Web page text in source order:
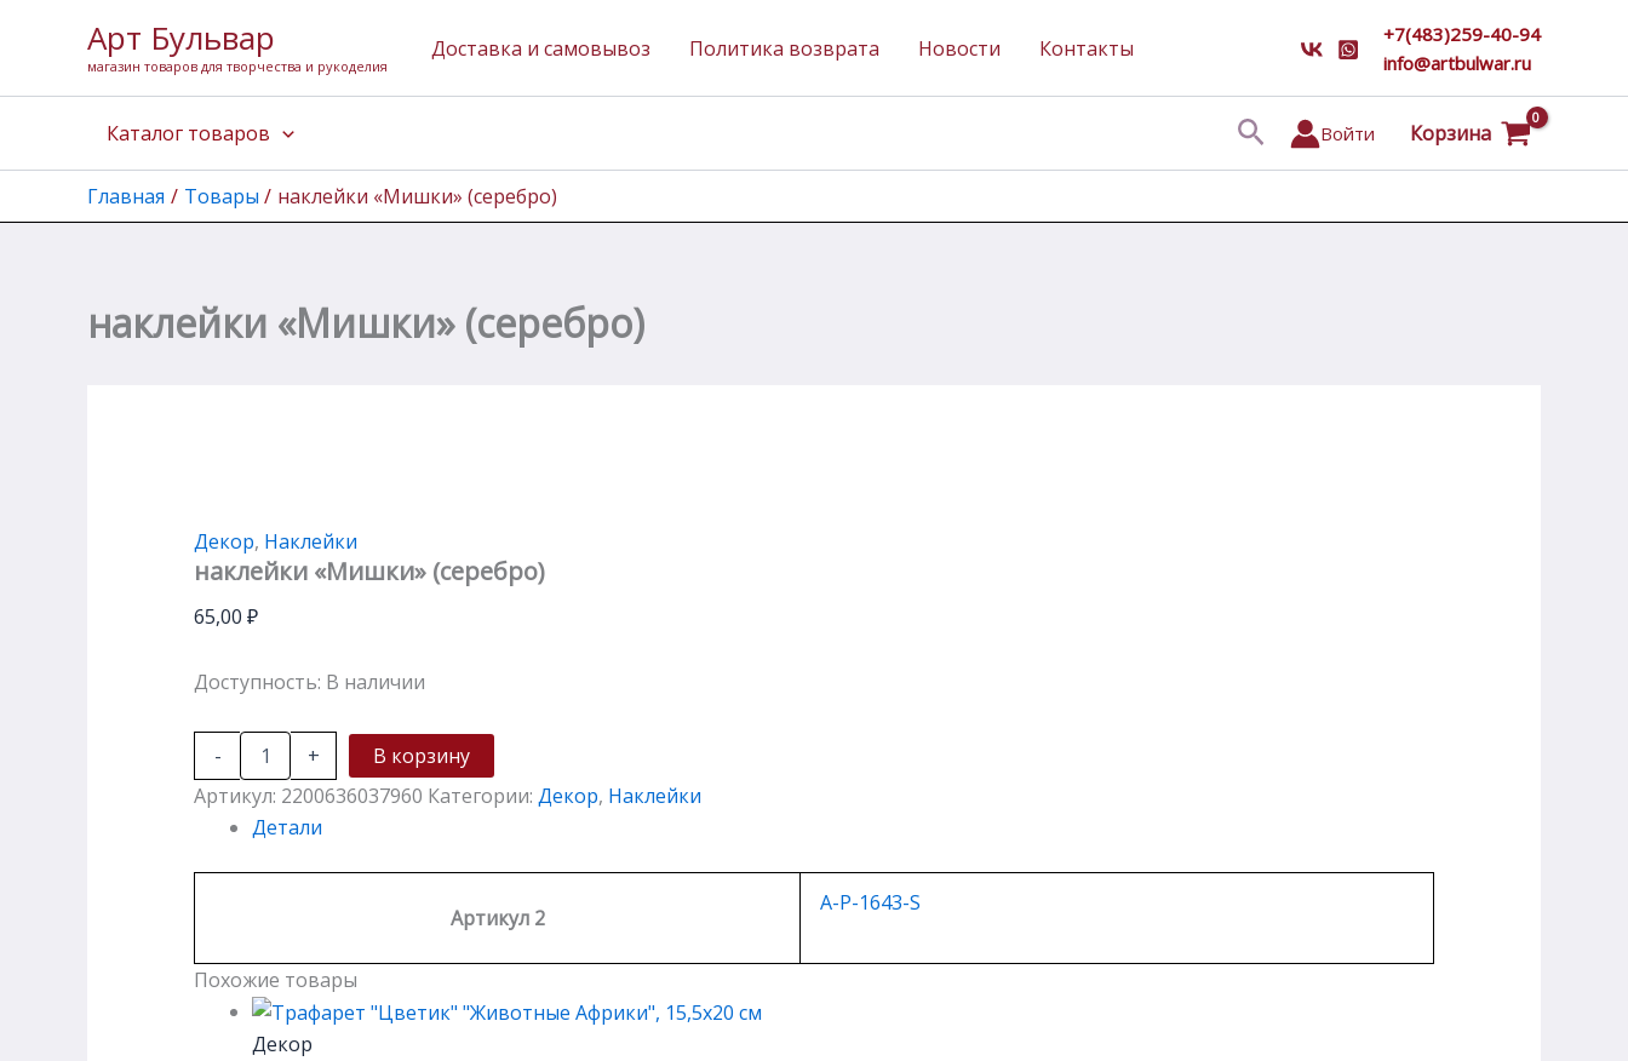
содержимому
Арт Бульвар
магазин товаров для творчества и рукоделия
Доставка и самовывоз Политика возврата Новости Контакты
+7(483)259-40-94
info@artbulwar.ru
Каталог товаров ПоискВойти Корзина
Главная Товары наклейки «Мишки» (серебро)
наклейки «Мишки» (серебро)
Декор, Наклейки
наклейки «Мишки» (серебро)
65,00 ₽
Доступность: В наличии
-
товара
наклейки
"Мишки"
+
В корзину
Артикул: 2200636037960 Категории: Декор, Наклейки
Детали
Артикул 2
A-P-1643-S
Похожие товары
Декор